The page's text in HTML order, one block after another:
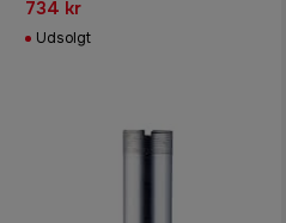
734 kr
Udsolgt